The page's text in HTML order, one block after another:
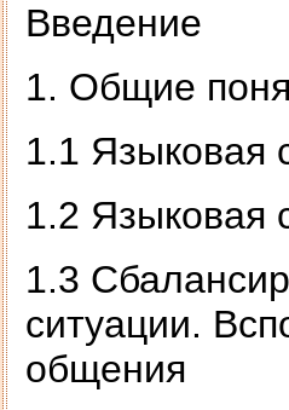
Введение
1. Общие
1.1 Языковая
1.2 Языковая
1.3
ситуации.
общения